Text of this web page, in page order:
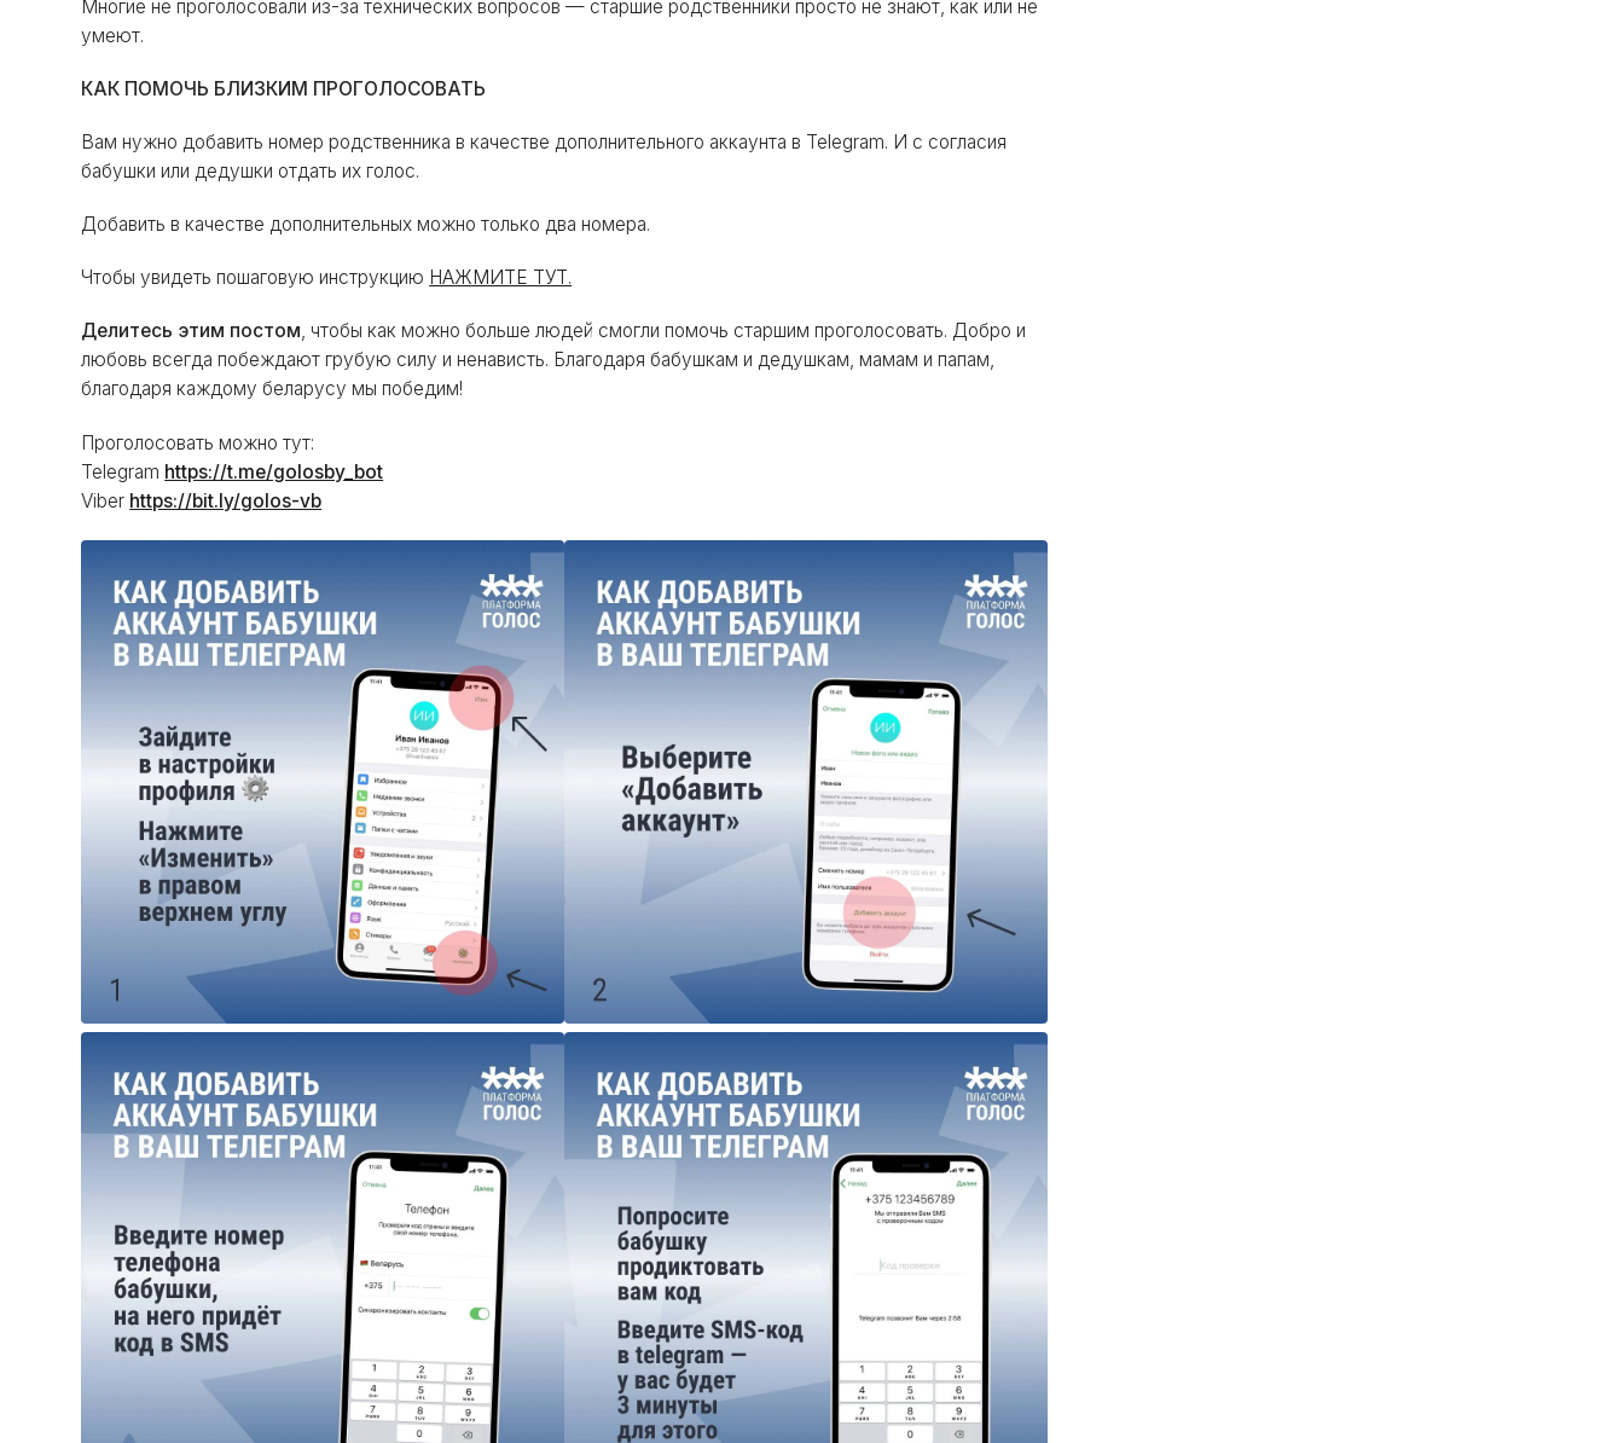
Многие не проголосовали из-за технических вопросов — старшие родственники просто не знают, как или не
умеют.
КАК ПОМОЧЬ БЛИЗКИМ ПРОГОЛОСОВАТЬ
Вам нужно добавить номер родственника в качестве дополнительного аккаунта в Telegram. И с согласия
бабушки или дедушки отдать их голос.
Добавить в качестве дополнительных можно только два номера.
Чтобы увидеть пошаговую инструкцию НАЖМИТЕ ТУТ.
Делитесь этим постом, чтобы как можно больше людей смогли помочь старшим проголосовать. Добро и
любовь всегда побеждают грубую силу и ненависть. Благодаря бабушкам и дедушкам, мамам и папам,
благодаря каждому беларусу мы победим!
Проголосовать можно тут:
Telegram https://t.me/golosby_bot
Viber https://bit.ly/golos-vb